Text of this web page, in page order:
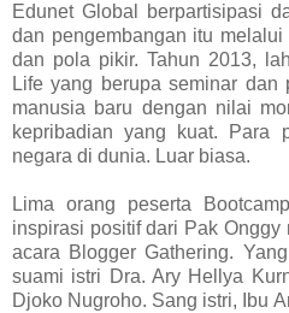
Edunet Global berpartisipasi
dan pengembangan itu melalui
dan pola pikir. Tahun 2013,
Life yang berupa seminar dan
manusia baru dengan nilai
kepribadian yang kuat. Para
negara di dunia. Luar biasa.
Lima orang peserta
inspirasi positif dari Pak Onggy
acara Blogger Gathering.
suami istri Dra. Ary Hellya
Djoko Nugroho. Sang istri, Ibu